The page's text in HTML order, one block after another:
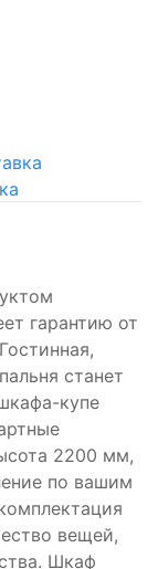
гарантию от
станет
купе
2200 мм,
по вашим
вещей,
Шкаф